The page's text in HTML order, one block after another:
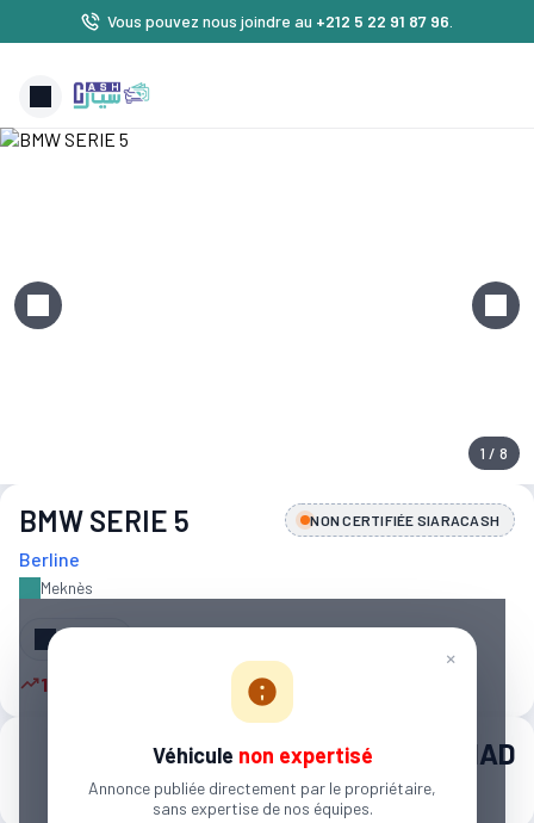
Vous pouvez nous joindre au +212 5 22 91 87 96
1 / 8
BMW SERIE 5 NON CERTIFIÉE SIARACASH
Berline
Meknès‎
×
Véhicule non expertisé
Annonce publiée directement par le propriétaire,
sans expertise de nos équipes.
Partager
16 autres personnes sont intéressées
495 000 MAD
7 545 MAD / mois